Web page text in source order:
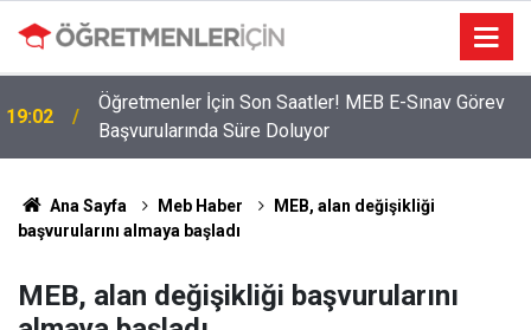
19:02
Öğretmenler İçin Son Saatler! MEB E-Sınav Görev
Başvurularında Süre Doluyor
Ana Sayfa Meb Haber
MEB, alan değişikliği
başvurularını almaya başladı
MEB, alan değişikliği başvurularını